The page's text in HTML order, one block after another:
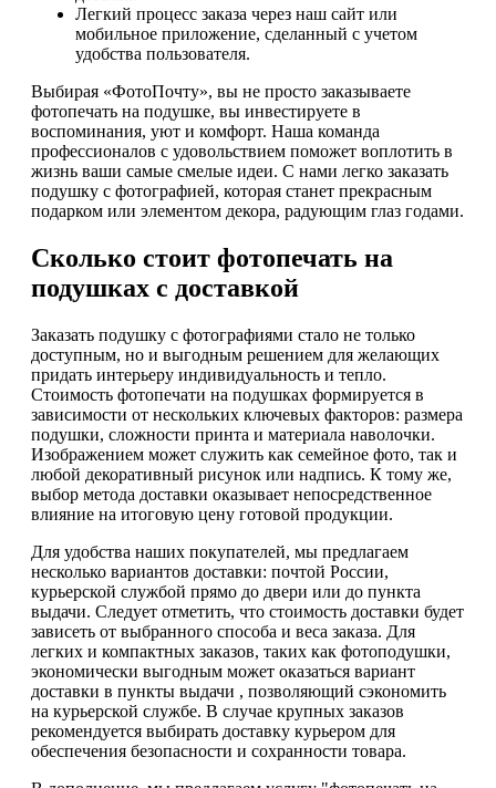
Легкий процесс заказа через наш сайт или
мобильное приложение, сделанный с учетом
удобства пользователя.
Выбирая «ФотоПочту», вы не просто заказываете
фотопечать на подушке, вы инвестируете в
воспоминания, уют и комфорт. Наша команда
профессионалов с удовольствием поможет воплотить в
жизнь ваши самые смелые идеи. С нами легко заказать
подушку с фотографией, которая станет прекрасным
подарком или элементом декора, радующим глаз годами.
Сколько стоит фотопечать на
подушках с доставкой
Заказать подушку с фотографиями стало не только
доступным, но и выгодным решением для желающих
придать интерьеру индивидуальность и тепло.
Стоимость фотопечати на подушках формируется в
зависимости от нескольких ключевых факторов: размера
подушки, сложности принта и материала наволочки.
Изображением может служить как семейное фото, так и
любой декоративный рисунок или надпись. К тому же,
выбор метода доставки оказывает непосредственное
влияние на итоговую цену готовой продукции.
Для удобства наших покупателей, мы предлагаем
несколько вариантов доставки: почтой России,
курьерской службой прямо до двери или до пункта
выдачи. Следует отметить, что стоимость доставки будет
зависеть от выбранного способа и веса заказа. Для
легких и компактных заказов, таких как фотоподушки,
экономически выгодным может оказаться вариант
доставки в пункты выдачи , позволяющий сэкономить
на курьерской службе. В случае крупных заказов
рекомендуется выбирать доставку курьером для
обеспечения безопасности и сохранности товара.